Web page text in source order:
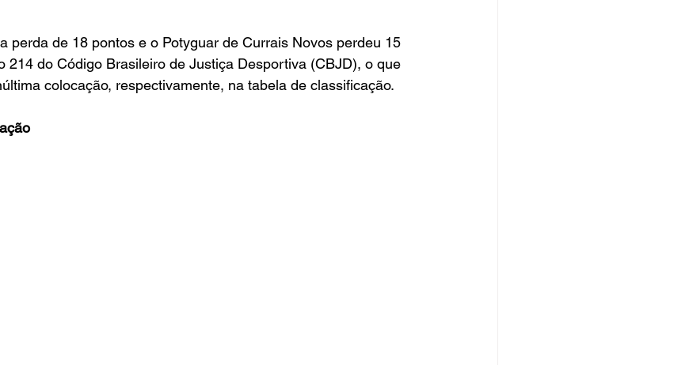
perda de 18 pontos e o Potyguar de Currais Novos perdeu 15
214 do Código Brasileiro de Justiça Desportiva (CBJD), o que
colocação, respectivamente, na tabela de classificação.